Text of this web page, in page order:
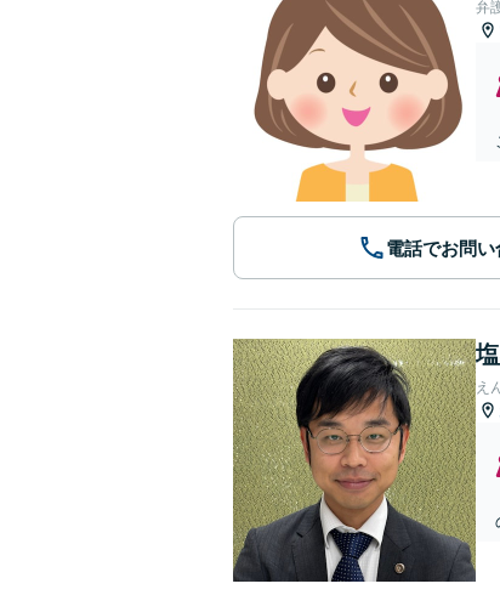
弁
電話でお問い
え